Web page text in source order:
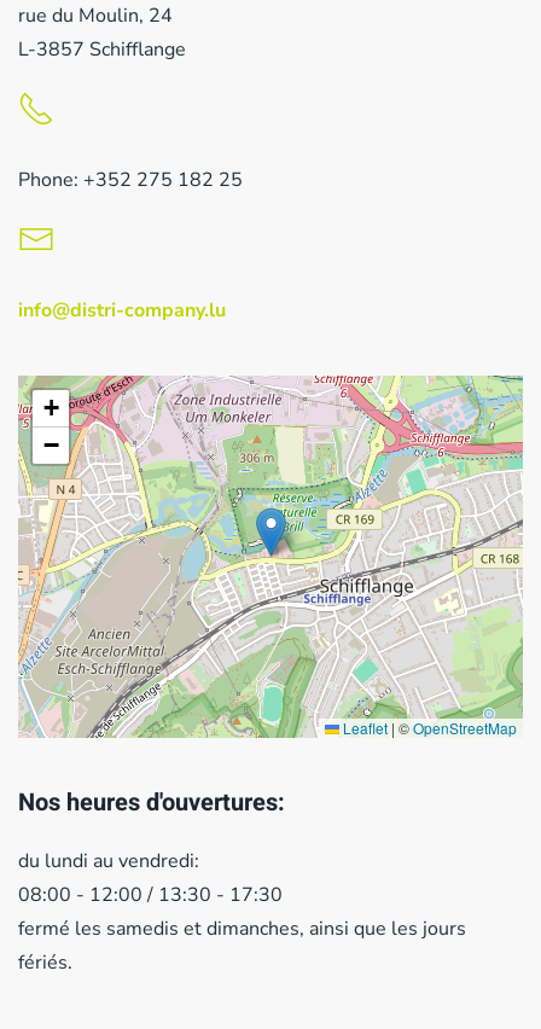
rue du Moulin, 24
L-3857 Schifflange
Phone: +352 275 182 25
info@distri-company.lu
+
−
Leaflet | ©OpenStreetMap
Nos heures d'ouvertures:
du lundi au vendredi:
08:00 - 12:00 / 13:30 - 17:30
fermé les samedis et dimanches, ainsi que les jours
fériés.